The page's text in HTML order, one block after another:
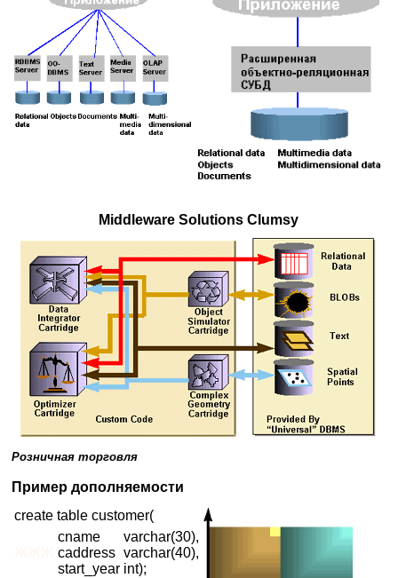
Middleware Solutions Clumsy
Розничная торговля
Пример дополняемости
create table customer(
cname
caddress
start_year
varchar(30),
varchar(40),
int);